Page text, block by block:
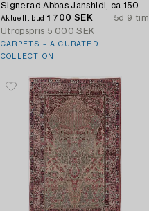
Signerad Abbas Janshidi, ca 150 x
93 cm.
Aktuellt bud 1 700 SEK
5d 9 tim
Utropspris 5 000 SEK
CARPETS – A CURATED
COLLECTION